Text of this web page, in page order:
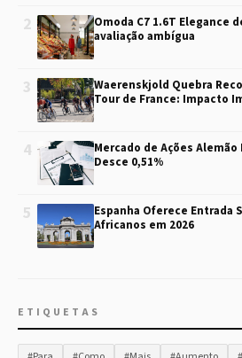
2
Omoda C7 1.6T Elegance
avaliação ambígua
3
Waerenskjold Quebra
Tour de France: Impacto
4
Mercado de Ações
Desce 0,51%
5
Espanha Oferece Entrada
Africanos em 2026
ETIQUETAS